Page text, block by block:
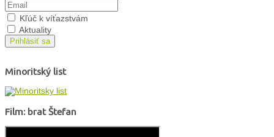
Kľúč k víťazstvám
Aktuality
Prihlásiť sa
Minoritský list
Film: brat Štefan